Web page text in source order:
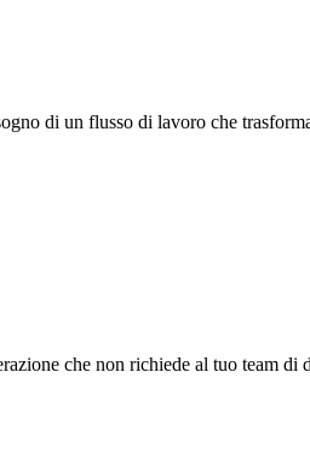
di un flusso di lavoro che
che non richiede al tuo team